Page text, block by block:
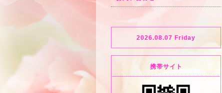
2026.08.07 Friday
携帯サイト